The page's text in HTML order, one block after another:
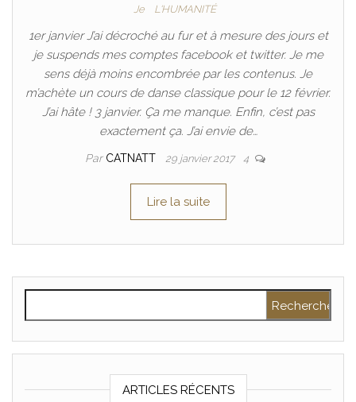
Je L'HUMANITÉ
1er janvier J’ai décroché au fur et à mesure des jours et
je suspends mes comptes facebook et twitter. Je me
sens déjà moins encombrée par les contenus. Je
m’achète un cours de danse classique pour le 12 février.
J’ai hâte ! 3 janvier. Ça me manque. Enfin, c’est pas
exactement ça. J’ai envie de…
Par CATNATT 29 janvier 2017 4
Lire la suite
ARTICLES RÉCENTS